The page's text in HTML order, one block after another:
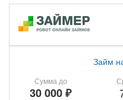
Сумма до
30 000 ₽
Займ